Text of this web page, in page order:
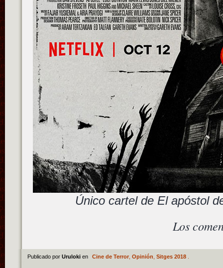
Único cartel de El apóstol
Los
Publicado por Uruloki en Cine de Terror, Opinión Sitges 2018.